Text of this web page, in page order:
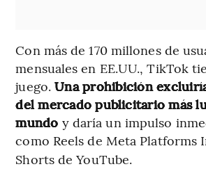
Con más de 170 millones de
mensuales en EE.UU., TikTok
juego. Una prohibición
del mercado publicitario más
mundo y daría un impulso
como Reels de Meta Platforms
Shorts de YouTube.